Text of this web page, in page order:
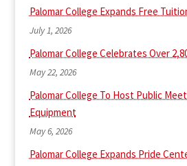
Palomar College Expands Free
July 1, 2026
Palomar College Celebrates Over
May 22, 2026
Palomar College To Host Public
Equipment
May 6, 2026
Palomar College Expands Pride